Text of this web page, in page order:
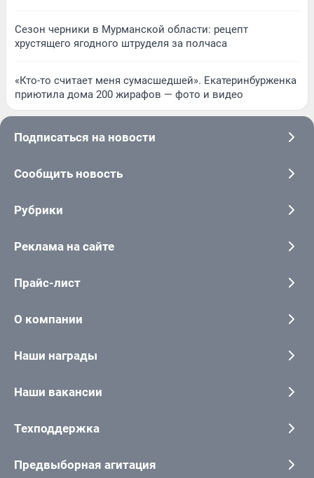
Сезон черники в Мурманской области: рецепт
хрустящего ягодного штруделя за полчаса
«Кто-то считает меня сумасшедшей». Екатеринбурженка
приютила дома 200 жирафов — фото и видео
Подписаться на новости
Сообщить новость
Рубрики
Реклама на сайте
Прайс-лист
О компании
Наши награды
Наши вакансии
Техподдержка
Предвыборная агитация